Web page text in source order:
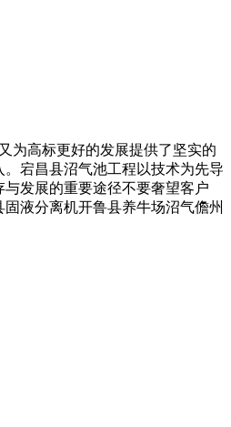
为高标更好的发展提供了坚实的
宕昌县沼气池工程以技术为先导
发展的重要途径不要奢望客户
液分离机开鲁县养牛场沼气儋州